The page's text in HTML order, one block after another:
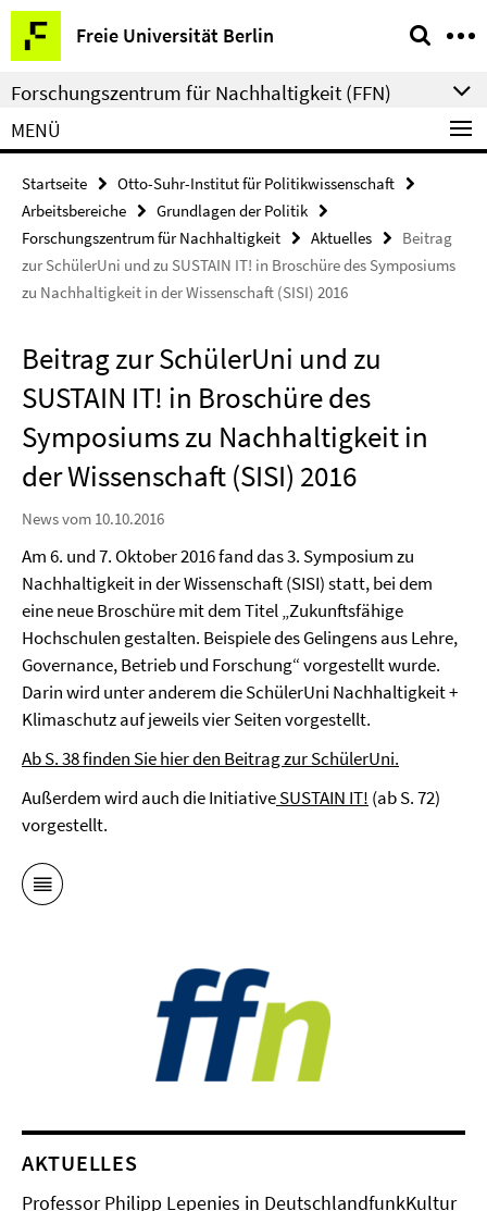
Springe
direkt
zu
Inhalt
Freie Universität Berlin
Service-
Navigation
Forschungszentrum für Nachhaltigkeit (FFN)
MENÜ
Startseite
Otto-Suhr-Institut für Politikwissenschaft
Arbeitsbereiche
Grundlagen der Politik
Forschungszentrum für Nachhaltigkeit
Aktuelles
Beitrag
zur SchülerUni und zu SUSTAIN IT! in Broschüre des Symposiums
zu Nachhaltigkeit in der Wissenschaft (SISI) 2016
Beitrag zur SchülerUni und zu
SUSTAIN IT! in Broschüre des
Symposiums zu Nachhaltigkeit in
der Wissenschaft (SISI) 2016
News vom 10.10.2016
Am 6. und 7. Oktober 2016 fand das 3. Symposium zu
Nachhaltigkeit in der Wissenschaft (SISI) statt, bei dem
eine neue Broschüre mit dem Titel „Zukunftsfähige
Hochschulen gestalten. Beispiele des Gelingens aus Lehre,
Governance, Betrieb und Forschung“ vorgestellt wurde.
Darin wird unter anderem die SchülerUni Nachhaltigkeit +
Klimaschutz auf jeweils vier Seiten vorgestellt.
Ab S. 38 finden Sie hier den Beitrag zur SchülerUni.
Außerdem wird auch die InitiativeSUSTAIN IT! (ab S. 72)
vorgestellt.
AKTUELLES
Professor Philipp Lepenies in DeutschlandfunkKultur